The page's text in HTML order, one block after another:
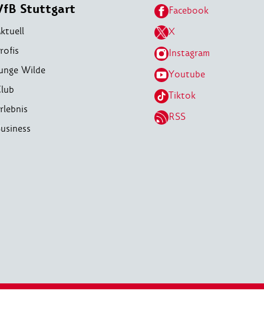
Stuttgart
Wilde
Facebook
X
Instagram
Youtube
Tiktok
RSS